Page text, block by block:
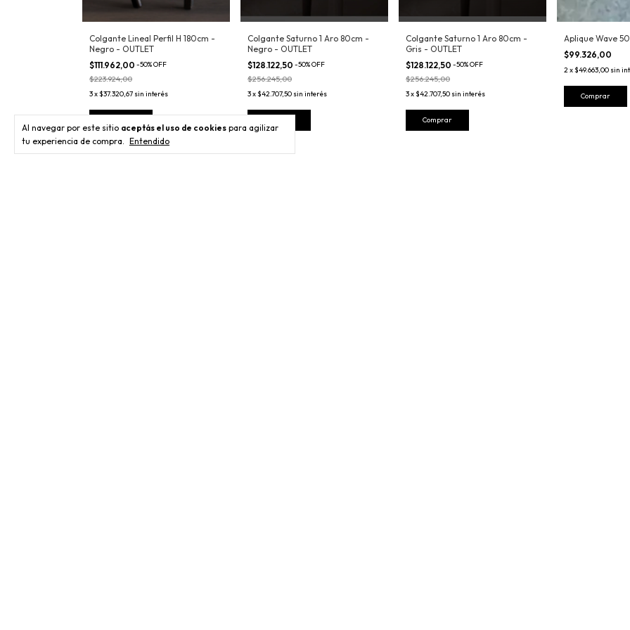
Al navegar por este sitio aceptás el uso de cookies para agilizar
tu experiencia de compra. Entendido
Colgante Lineal Perfil H 180cm -
Negro - OUTLET
$111.962,00 -50%OFF
$223.924,00
3x$37.320,67 sin interés
Colgante Saturno 1 Aro 80cm -
Negro - OUTLET
$128.122,50 -50%OFF
$256.245,00
3x$42.707,50 sin interés
Colgante Saturno 1 Aro 80cm -
Gris - OUTLET
$128.122,50 -50%OFF
$256.245,00
3x$42.707,50 sin interés
Comprar
Aplique Wave
$99.326,00
2x$49.663,00 sin
Comprar